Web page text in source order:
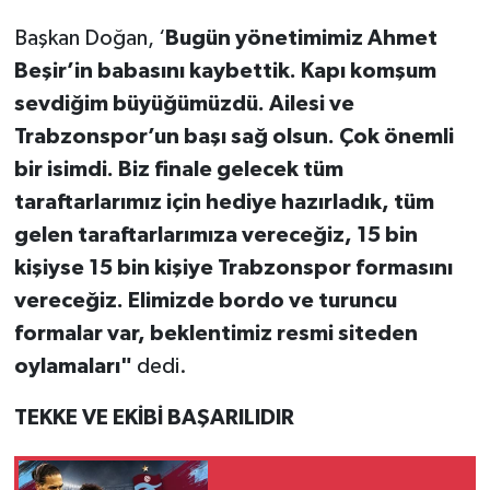
Başkan Doğan, ‘ Bugün yönetimimiz Ahmet
Beşir’in babasını kaybettik. Kapı komşum
sevdiğim büyüğümüzdü. Ailesi ve
Trabzonspor’un başı sağ olsun. Çok önemli
bir isimdi. Biz finale gelecek tüm
taraftarlarımız için hediye hazırladık, tüm
gelen taraftarlarımıza vereceğiz, 15 bin
kişiyse 15 bin kişiye Trabzonspor formasını
vereceğiz. Elimizde bordo ve turuncu
formalar var, beklentimiz resmi siteden
oylamaları" dedi.
TEKKE VE EKİBİ BAŞARILIDIR